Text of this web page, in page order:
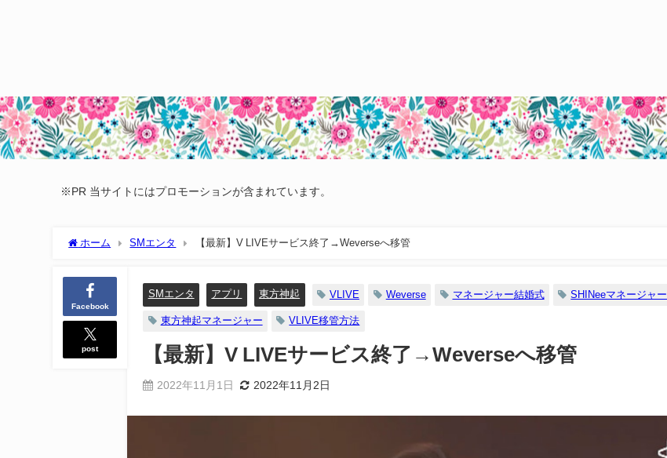
※PR 当サイトにはプロモーションが含まれています。
ホーム SMエンタ 【最新】V LIVEサービス終了→Weverseへ移管
Facebook
post
SMエンタ アプリ 東方神起 VLIVE Weverse マネージャー結婚式 SHINeeマネージャー
東方神起マネージャー VLIVE移管方法
【最新】V LIVEサービス終了→Weverseへ移管
2022年11月1日 2022年11月2日